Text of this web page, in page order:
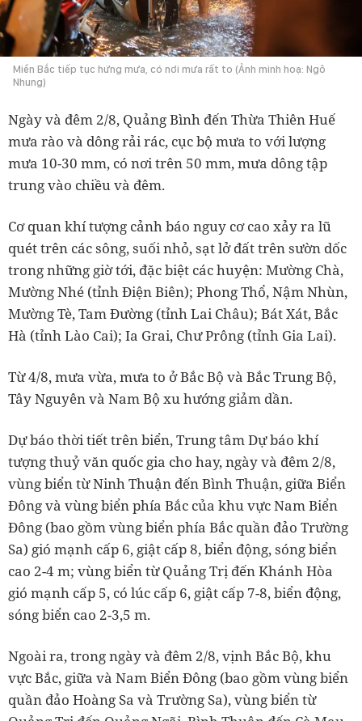
Miền Bắc tiếp tục hứng mưa, có nơi mưa rất to (Ảnh minh hoạ: Ngô
Nhung)
Ngày và đêm 2/8, Quảng Bình đến Thừa Thiên Huế
mưa rào và dông rải rác, cục bộ mưa to với lượng
mưa 10-30 mm, có nơi trên 50 mm, mưa dông tập
trung vào chiều và đêm.
Cơ quan khí tượng cảnh báo nguy cơ cao xảy ra lũ
quét trên các sông, suối nhỏ, sạt lở đất trên sườn dốc
trong những giờ tới, đặc biệt các huyện: Mường Chà,
Mường Nhé (tỉnh Điện Biên); Phong Thổ, Nậm Nhùn,
Mường Tè, Tam Đường (tỉnh Lai Châu); Bát Xát, Bắc
Hà (tỉnh Lào Cai); Ia Grai, Chư Prông (tỉnh Gia Lai).
Từ 4/8, mưa vừa, mưa to ở Bắc Bộ và Bắc Trung Bộ,
Tây Nguyên và Nam Bộ xu hướng giảm dần.
Dự báo thời tiết trên biển, Trung tâm Dự báo khí
tượng thuỷ văn quốc gia cho hay, ngày và đêm 2/8,
vùng biển từ Ninh Thuận đến Bình Thuận, giữa Biển
Đông và vùng biển phía Bắc của khu vực Nam Biển
Đông (bao gồm vùng biển phía Bắc quần đảo Trường
Sa) gió mạnh cấp 6, giật cấp 8, biển động, sóng biển
cao 2-4 m; vùng biển từ Quảng Trị đến Khánh Hòa
gió mạnh cấp 5, có lúc cấp 6, giật cấp 7-8, biển động,
sóng biển cao 2-3,5 m.
Ngoài ra, trong ngày và đêm 2/8, vịnh Bắc Bộ, khu
vực Bắc, giữa và Nam Biển Đông (bao gồm vùng biển
quần đảo Hoàng Sa và Trường Sa), vùng biển từ